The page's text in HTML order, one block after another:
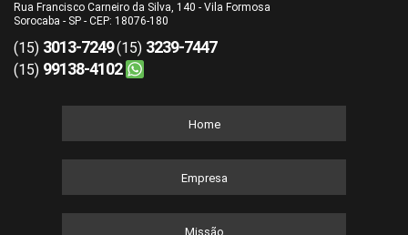
Rua Francisco Carneiro da Silva, 140 - Vila Formosa
Sorocaba - SP - CEP: 18076-180
(15) 3013-7249(15) 3239-7447
(15) 99138-4102
Home
Empresa
Missão